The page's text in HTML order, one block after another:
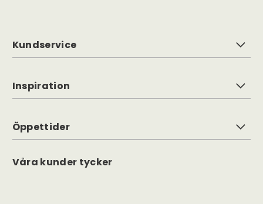
Kundservice
Inspiration
Öppettider
Våra kunder tycker